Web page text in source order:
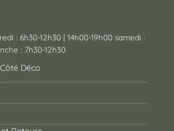
: 6h30-12h30 | 14h00-19h00 samedi :
: 7h30-12h30
Déco